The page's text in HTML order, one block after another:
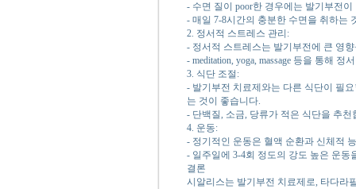
- 수면 질이 poor한 경우에는 발기부전
- 매일 7-8시간의 충분한 수면을 취하는
2. 정서적 스트레스 관리:
- 정서적 스트레스는 발기부전에 큰 영
- meditation, yoga, massage 등을 통해 정
3. 식단 조절:
- 발기부전 치료제와는 다른 식단이 필
는 것이 좋습니다.
- 단백질, 소금, 당류가 적은 식단을 추천
4. 운동:
- 정기적인 운동은 혈액 순환과 신체적
- 일주일에 3-4회 정도의 강도 높은 운동
결론
시알리스는 발기부전 치료제로, 타다라